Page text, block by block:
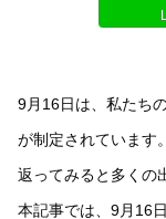
9月16日は、私たち
が制定されています
返ってみると多くの
本記事では、9月16